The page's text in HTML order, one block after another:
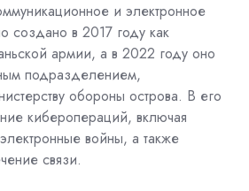
и электронное
создано в 2017 году как
армии, а в 2022 году оно
подразделением,
обороны острова. В его
киберопераций, включая
войны, а также
связи.